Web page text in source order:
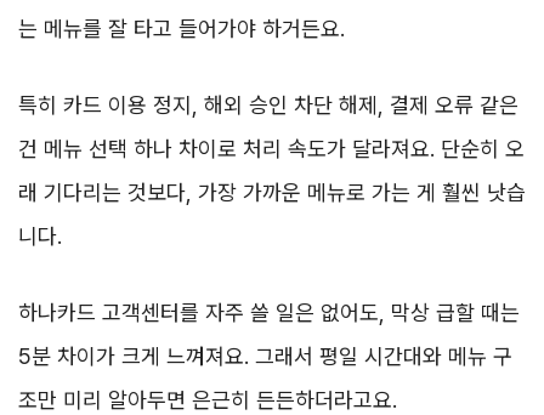
는 메뉴를 잘 타고 들어가야 하거든요.
특히 카드 이용 정지, 해외 승인 차단 해제, 결제 오류 같은
건 메뉴 선택 하나 차이로 처리 속도가 달라져요. 단순히 오
래 기다리는 것보다, 가장 가까운 메뉴로 가는 게 훨씬 낫습
니다.
하나카드 고객센터를 자주 쓸 일은 없어도, 막상 급할 때는
5분 차이가 크게 느껴져요. 그래서 평일 시간대와 메뉴 구
조만 미리 알아두면 은근히 든든하더라고요.